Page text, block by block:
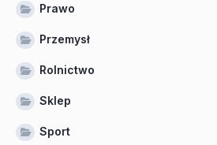
Prawo
Przemysł
Rolnictwo
Sklep
Sport